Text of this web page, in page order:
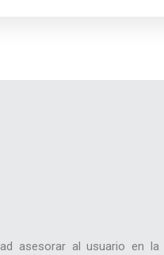
asesorar al usuario en la